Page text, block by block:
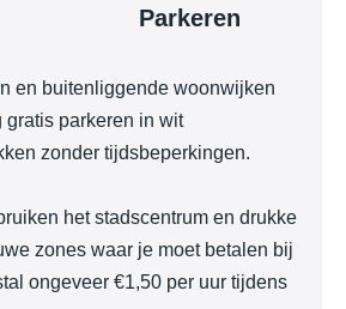
Parkeren
en buitenliggende woonwijken
gratis parkeren in wit
zonder tijdsbeperkingen.
het stadscentrum en drukke
zones waar je moet betalen bij
ongeveer €1,50 per uur tijdens